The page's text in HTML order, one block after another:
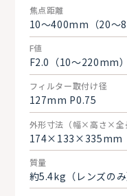
焦点距離
10～400mm（20～
F値
F2.0（10〜220mm
フィルター取付け径
127mm P0.75
外形寸法（幅×高さ×全
174×133×335mm
質量
約5.4kg（レンズのみ